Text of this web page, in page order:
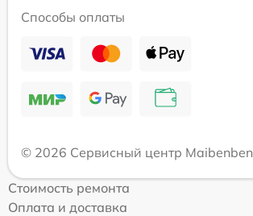
Способы оплаты
© 2026 Сервисный центр Maibenben
Стоимость ремонта
Оплата и доставка